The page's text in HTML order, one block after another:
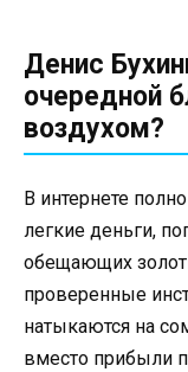
Денис
очередной
воздухом?
В интернете
легкие деньги,
обещающих
проверенные
натыкаются на
вместо прибыли